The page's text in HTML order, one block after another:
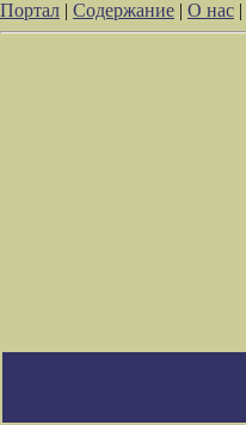
Портал | Содержание | О нас |